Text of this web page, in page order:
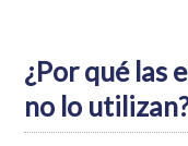
¿Por qué las
no lo